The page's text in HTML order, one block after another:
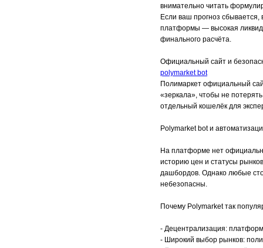
внимательно читать
Если ваш прогноз
платформы — высокая
финального расчёта.
Официальный сайт и
polymarket bot
Полимаркет официальный
«зеркала», чтобы не
отдельный кошелёк для
Polymarket bot и
На платформе нет
историю цен и статусы
дашбордов. Однако любые
небезопасны.
Почему Polymarket так
- Децентрализация:
- Широкий выбор рынков: